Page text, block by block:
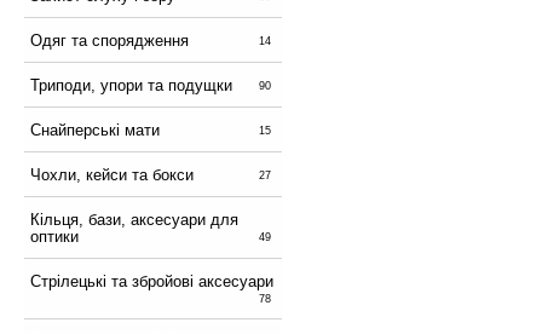
Одяг та спорядження 14
Триподи, упори та подущки 90
Снайперські мати 15
Чохли, кейси та бокси 27
Кільця, бази, аксесуари для
оптики
49
Стрілецькі та збройові аксесуари
78